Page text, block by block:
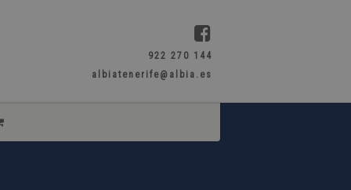
922 270 144
albiatenerife@albia.es